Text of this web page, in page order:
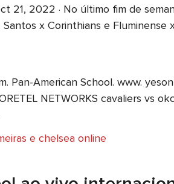
21, 2022 · No último fim de
Santos x Corinthians e Fluminense
Pan-American School. www.
NETWORKS cavaliers vs
e chelsea online